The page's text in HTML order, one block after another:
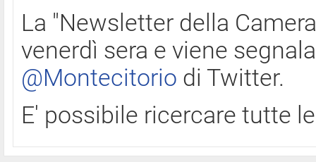
La "Newsletter della
venerdì sera e viene
@Montecitorio di Twitter.
E' possibile ricercare tutte